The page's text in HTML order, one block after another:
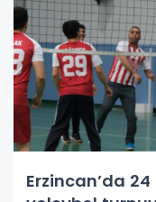
Erzincan’da